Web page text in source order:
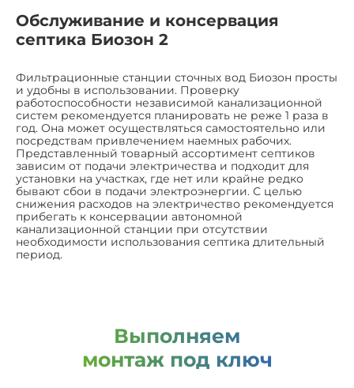
Обслуживание и консервация
септика Биозон 2
Фильтрационные станции сточных вод Биозон просты
и удобны в использовании. Проверку
работоспособности независимой канализационной
систем рекомендуется планировать не реже 1 раза в
год. Она может осуществляться самостоятельно или
посредствам привлечением наемных рабочих.
Представленный товарный ассортимент септиков
зависим от подачи электричества и подходит для
установки на участках, где нет или крайне редко
бывают сбои в подачи электроэнергии. С целью
снижения расходов на электричество рекомендуется
прибегать к консервации автономной
канализационной станции при отсутствии
необходимости использования септика длительный
период.
Выполняем
монтаж под ключ